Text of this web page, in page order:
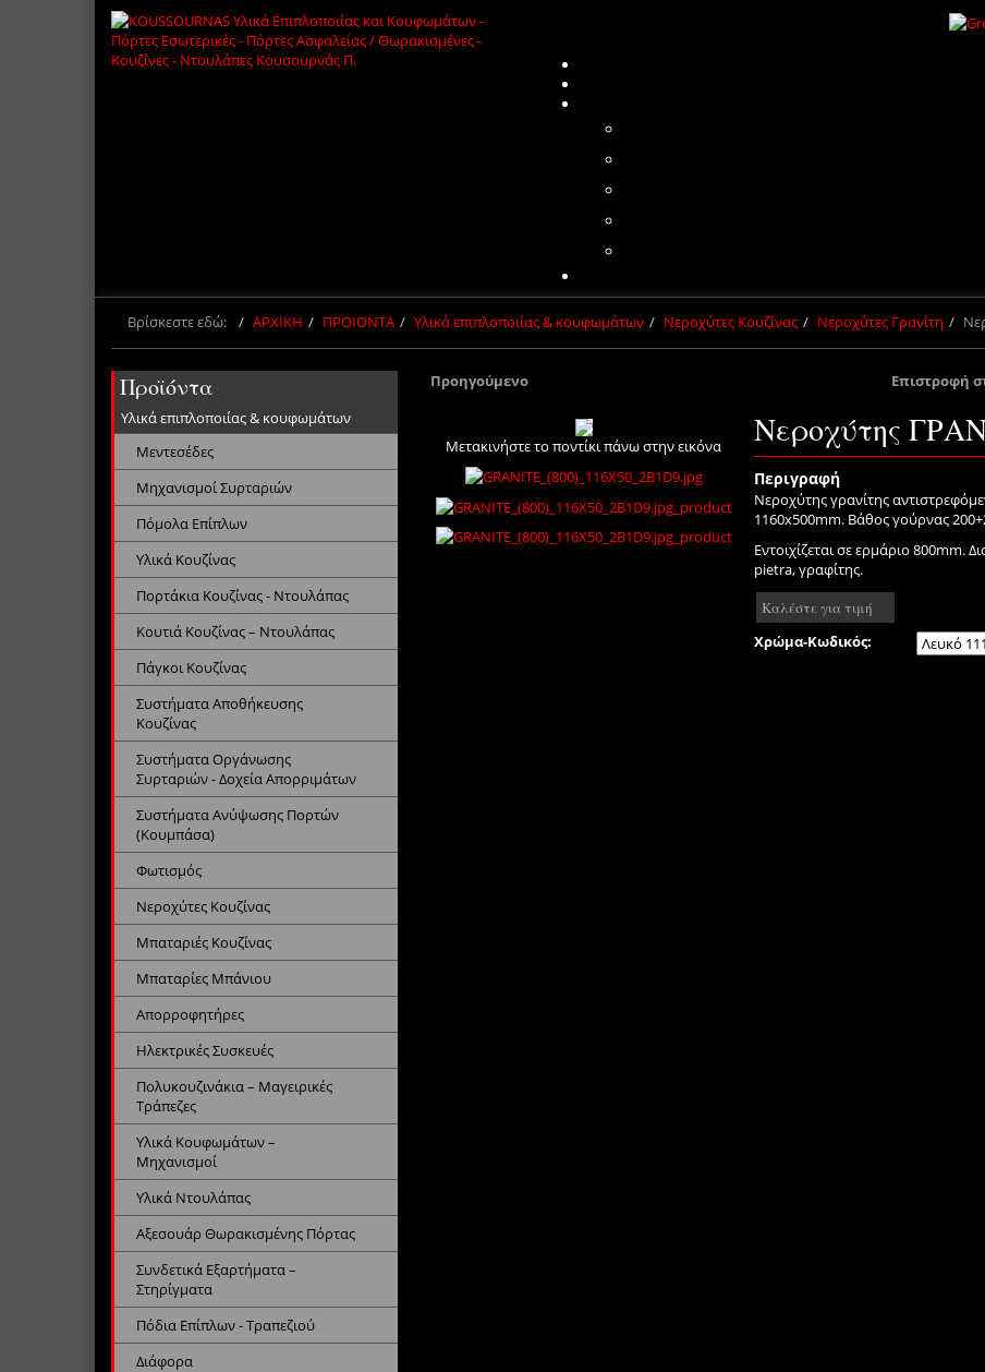
Βρίσκεστε εδώ: ΑΡΧΙΚΗ ΠΡΟΙΟΝΤΑ Υλικά επιπλοποιίας & κουφωμάτων Νεροχύτες Κουζίνας Νεροχύτες Γρανίτη
Προηγούμενο Επιστροφή
Μετακινήστε το ποντίκι πάνω στην εικόνα Νεροχύτης
Περιγραφή
Νεροχύτης γρανίτης
1160x500mm. Βάθος γούρνας
Εντοιχίζεται σε ερμάριο 800mm.
pietra, γραφίτης.
Καλέστε για τιμή
Χρώμα-Κωδικός:
Προϊόντα
Υλικά επιπλοποιίας & κουφωμάτων
Μεντεσέδες
Μηχανισμοί Συρταριών
Πόμολα Επίπλων
Υλικά Κουζίνας
Πορτάκια Κουζίνας - Ντουλάπας
Κουτιά Κουζίνας – Ντουλάπας
Πάγκοι Κουζίνας
Συστήματα Αποθήκευσης
Κουζίνας
Συστήματα Οργάνωσης
Συρταριών - Δοχεία Απορριμάτων
Συστήματα Ανύψωσης Πορτών
(Κουμπάσα)
Φωτισμός
Νεροχύτες Κουζίνας
Μπαταριές Κουζίνας
Μπαταρίες Μπάνιου
Απορροφητήρες
Ηλεκτρικές Συσκευές
Πολυκουζινάκια – Μαγειρικές
Τράπεζες
Υλικά Κουφωμάτων –
Μηχανισμοί
Υλικά Ντουλάπας
Αξεσουάρ Θωρακισμένης Πόρτας
Συνδετικά Εξαρτήματα –
Στηρίγματα
Πόδια Επίπλων - Τραπεζιού
Διάφορα